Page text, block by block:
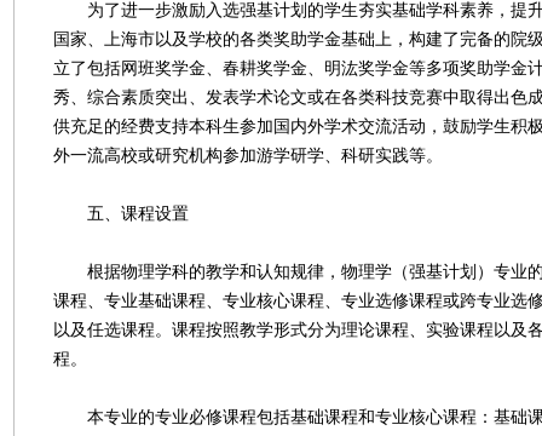
为了进一步激励入选强基计划的学生夯实基础学科素养，提
国家、上海市以及学校的各类奖助学金基础上，构建了完备的院
立了包括网班奖学金、春耕奖学金、明汯奖学金等多项奖助学金
秀、综合素质突出、发表学术论文或在各类科技竞赛中取得出色
供充足的经费支持本科生参加国内外学术交流活动，鼓励学生积
外一流高校或研究机构参加游学研学、科研实践等。
五、课程设置
根据物理学科的教学和认知规律，物理学（强基计划）专业
课程、专业基础课程、专业核心课程、专业选修课程或跨专业选
以及任选课程。课程按照教学形式分为理论课程、实验课程以及
程。
本专业的专业必修课程包括基础课程和专业核心课程：基础